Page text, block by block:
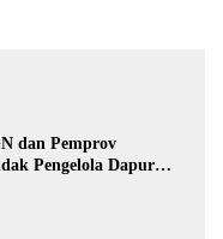
dan Pemprov
Pengelola Dapur